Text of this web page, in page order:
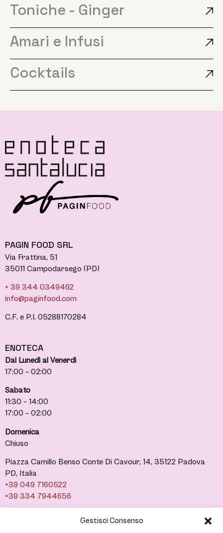
Gestisci Consenso
Toniche - Ginger
Amari e Infusi
Cocktails
PAGIN FOOD SRL
Via Frattina, 51
35011 Campodarsego (PD)
+ 39 344 0349462
info@paginfood.com
C.F. e P.I. 05288170284
ENOTECA
Dal Lunedì al Venerdì
17:00 – 02:00
Sabato
11:30 – 14:00
17:00 – 02:00
Domenica
Chiuso
Piazza Camillo Benso Conte Di Cavour, 14, 35122 Padova
PD, Italia
+39 049 7160522
+39 334 7944656